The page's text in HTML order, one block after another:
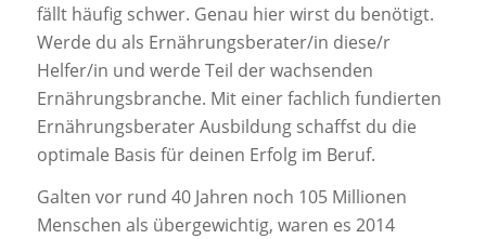
fällt häufig schwer. Genau hier wirst du benötigt.
Werde du als Ernährungsberater/in diese/r
Helfer/in und werde Teil der wachsenden
Ernährungsbranche. Mit einer fachlich fundierten
Ernährungsberater Ausbildung schaffst du die
optimale Basis für deinen Erfolg im Beruf.
Galten vor rund 40 Jahren noch 105 Millionen
Menschen als übergewichtig, waren es 2014